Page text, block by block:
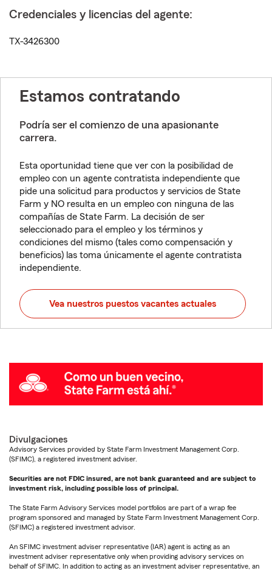
Credenciales y licencias del agente:
TX-3426300
Estamos contratando
Podría ser el comienzo de una apasionante
carrera.
Esta oportunidad tiene que ver con la posibilidad de
empleo con un agente contratista independiente que
pide una solicitud para productos y servicios de State
Farm y NO resulta en un empleo con ninguna de las
compañías de State Farm. La decisión de ser
seleccionado para el empleo y los términos y
condiciones del mismo (tales como compensación y
beneficios) las toma únicamente el agente contratista
independiente.
Vea nuestros puestos vacantes actuales
Divulgaciones
Advisory Services provided by State Farm Investment Management Corp.
(SFIMC), a registered investment adviser.
Securities are not FDIC insured, are not bank guaranteed and are subject to
investment risk, including possible loss of principal.
The State Farm Advisory Services model portfolios are part of a wrap fee
program sponsored and managed by State Farm Investment Management Corp.
(SFIMC) a registered investment advisor.
An SFIMC investment adviser representative (IAR) agent is acting as an
investment adviser representative only when providing advisory services on
behalf of SFIMC. In addition to acting as an investment adviser representative, an